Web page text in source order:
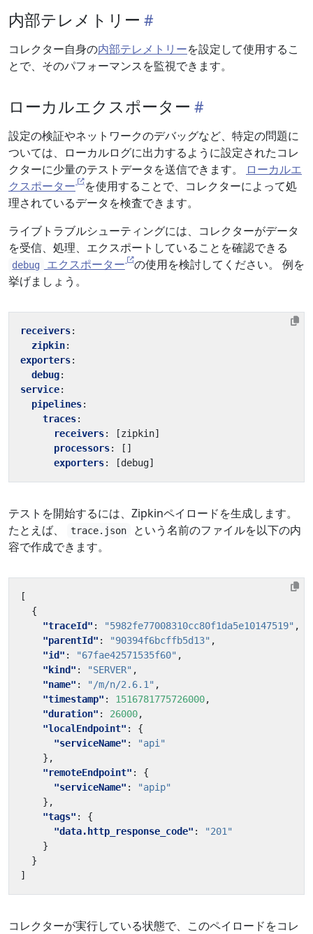
内部テレメトリー
コレクター自身の内部テレメトリーを設定して使用するこ
とで、そのパフォーマンスを監視できます。
ローカルエクスポーター
設定の検証やネットワークのデバッグなど、特定の問題に
ついては、ローカルログに出力するように設定されたコレ
クターに少量のテストデータを送信できます。
ローカルエ
クスポーター
を使用することで、コレクターによって処
理されているデータを検査できます。
ライブトラブルシューティングには、コレクターがデータ
を受信、処理、エクスポートしていることを確認できる
debug エクスポーター
の使用を検討してください。 例を
挙げましょう。
receivers:
zipkin:
exporters:
debug:
service:
pipelines:
traces:
receivers: [zipkin]
processors:
[]
exporters: [debug]
テストを開始するには、Zipkinペイロードを生成します。
たとえば、
trace.json
という名前のファイルを以下の内
容で作成できます。
[
{
"traceId" : "5982fe77008310cc80f1da5e10147519" ,
"parentId" : "90394f6bcffb5d13" ,
"id" : "67fae42571535f60" ,
"kind" : "SERVER" ,
"name" : "/m/n/2.6.1" ,
"timestamp" : 1516781775726000,
"duration" : 26000,
"localEndpoint" :
{
"serviceName" :
"api"
},
"remoteEndpoint" :
{
"serviceName" :
"apip"
},
"tags" :
{
"data.http_response_code" :
"201"
}
}
]
コレクターが実行している状態で、このペイロードをコレ